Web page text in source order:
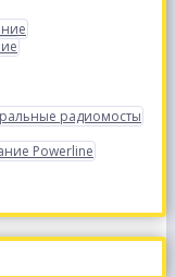
радиомосты
Powerline